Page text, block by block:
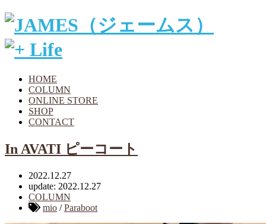
HOME
COLUMN
ONLINE STORE
SHOP
CONTACT
In AVATI ピーコート
2022.12.27
update: 2022.12.27
COLUMN
mio /Paraboot